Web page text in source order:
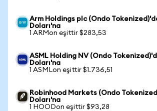
Arm Holdings plc (Ondo
Doları'na
1 ARMon eşittir $283,53
ASML Holding NV (Ondo
Doları'na
1 ASMLon eşittir $1.736,51
Robinhood Markets (Ondo
Doları'na
1 HOODon eşittir $93,28